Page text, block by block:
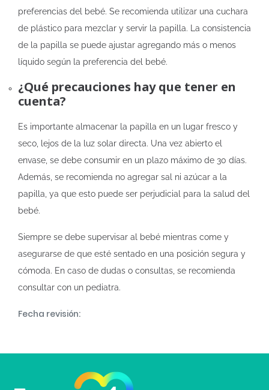
preferencias del bebé. Se recomienda utilizar una cuchara
de plástico para mezclar y servir la papilla. La consistencia
de la papilla se puede ajustar agregando más o menos
líquido según la preferencia del bebé.
¿Qué precauciones hay que tener en
cuenta?
Es importante almacenar la papilla en un lugar fresco y
seco, lejos de la luz solar directa. Una vez abierto el
envase, se debe consumir en un plazo máximo de 30 días.
Además, se recomienda no agregar sal ni azúcar a la
papilla, ya que esto puede ser perjudicial para la salud del
bebé.
Siempre se debe supervisar al bebé mientras come y
asegurarse de que esté sentado en una posición segura y
cómoda. En caso de dudas o consultas, se recomienda
consultar con un pediatra.
Fecha revisión: